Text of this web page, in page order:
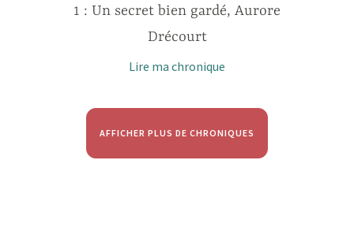
1 : Un secret bien gardé, Aurore
Drécourt
Lire ma chronique
AFFICHER PLUS DE CHRONIQUES